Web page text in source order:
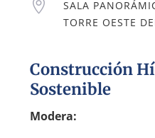

SALA
TORRE OESTE
Construcción
Sostenible
Modera: